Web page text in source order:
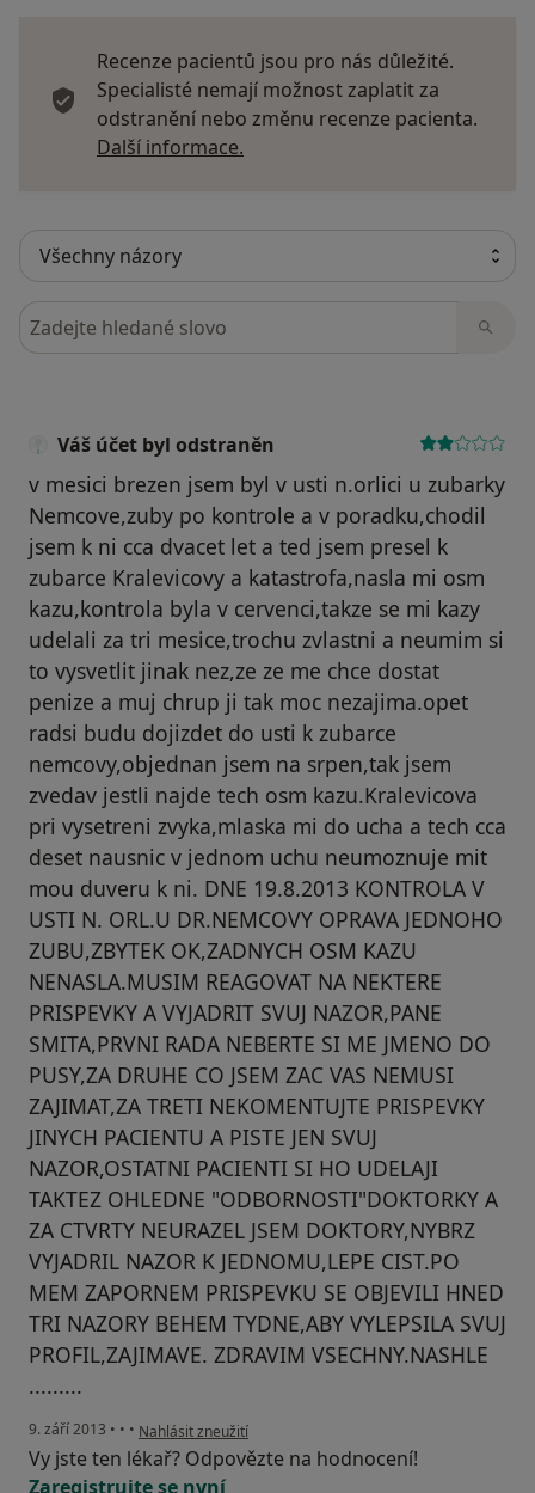
Recenze pacientů jsou pro nás důležité.
Specialisté nemají možnost zaplatit za
odstranění nebo změnu recenze pacienta.
Další informace.
Hledejte v názorech
Váš účet byl odstraněn
v mesici brezen jsem byl v usti n.orlici u zubarky
Nemcove,zuby po kontrole a v poradku,chodil
jsem k ni cca dvacet let a ted jsem presel k
zubarce Kralevicovy a katastrofa,nasla mi osm
kazu,kontrola byla v cervenci,takze se mi kazy
udelali za tri mesice,trochu zvlastni a neumim si
to vysvetlit jinak nez,ze ze me chce dostat
penize a muj chrup ji tak moc nezajima.opet
radsi budu dojizdet do usti k zubarce
nemcovy,objednan jsem na srpen,tak jsem
zvedav jestli najde tech osm kazu.Kralevicova
pri vysetreni zvyka,mlaska mi do ucha a tech cca
deset nausnic v jednom uchu neumoznuje mit
mou duveru k ni. DNE 19.8.2013 KONTROLA V
USTI N. ORL.U DR.NEMCOVY OPRAVA JEDNOHO
ZUBU,ZBYTEK OK,ZADNYCH OSM KAZU
NENASLA.MUSIM REAGOVAT NA NEKTERE
PRISPEVKY A VYJADRIT SVUJ NAZOR,PANE
SMITA,PRVNI RADA NEBERTE SI ME JMENO DO
PUSY,ZA DRUHE CO JSEM ZAC VAS NEMUSI
ZAJIMAT,ZA TRETI NEKOMENTUJTE PRISPEVKY
JINYCH PACIENTU A PISTE JEN SVUJ
NAZOR,OSTATNI PACIENTI SI HO UDELAJI
TAKTEZ OHLEDNE "ODBORNOSTI"DOKTORKY A
ZA CTVRTY NEURAZEL JSEM DOKTORY,NYBRZ
VYJADRIL NAZOR K JEDNOMU,LEPE CIST.PO
MEM ZAPORNEM PRISPEVKU SE OBJEVILI HNED
TRI NAZORY BEHEM TYDNE,ABY VYLEPSILA SVUJ
PROFIL,ZAJIMAVE. ZDRAVIM VSECHNY.NASHLE
.........
9. září 2013 • • • podle názoru uživatele Váš účet byl odstraněn
Nahlásit zneužití
Vy jste ten lékař? Odpovězte na hodnocení!
Zaregistrujte se nyní